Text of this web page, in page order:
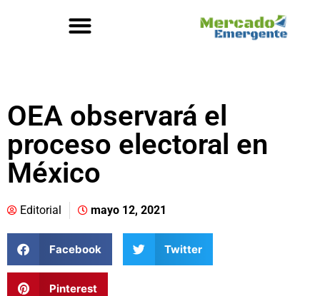
OEA observará el
proceso electoral en
México
Editorial mayo 12, 2021
Facebook Twitter
Pinterest